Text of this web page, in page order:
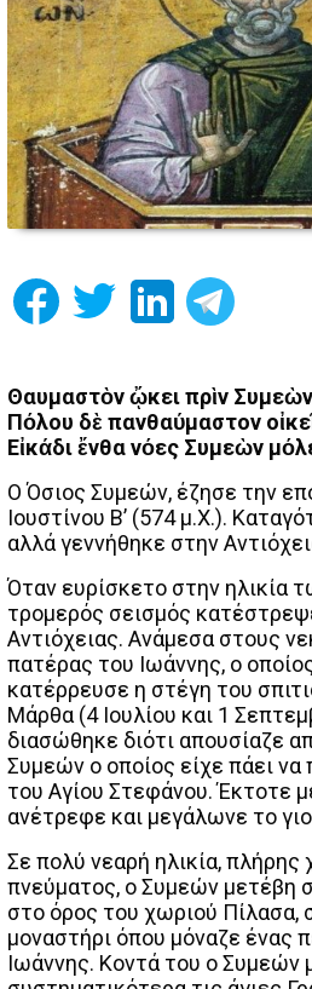
Θαυμαστὸν ᾤκει πρὶν
Πόλου δὲ πανθαύμαστον
Εἰκάδι ἔνθα νόες Συμεὼν
Ο Όσιος Συμεών, έζησε την
Ιουστίνου Β’ (574 μ.Χ.).
αλλά γεννήθηκε στην
Όταν ευρίσκετο στην ηλικία
τρομερός σεισμός
Αντιόχειας. Ανάμεσα στους
πατέρας του Ιωάννης, ο
κατέρρευσε η στέγη του
Μάρθα (4 Ιουλίου και 1
διασώθηκε διότι απουσίαζε
Συμεών ο οποίος είχε πάει να
του Αγίου Στεφάνου. Έκτοτε
ανέτρεφε και μεγάλωνε το
Σε πολύ νεαρή ηλικία, πλήρης
πνεύματος, ο Συμεών μετέβη
στο όρος του χωριού Πίλασα,
μοναστήρι όπου μόναζε ένας
Ιωάννης. Κοντά του ο Συμεών